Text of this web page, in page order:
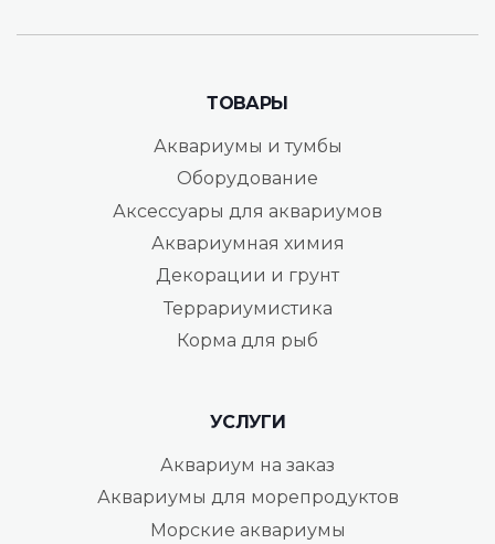
ТОВАРЫ
Аквариумы и тумбы
Оборудование
Аксессуары для аквариумов
Аквариумная химия
Декорации и грунт
Террариумистика
Корма для рыб
УСЛУГИ
Аквариум на заказ
Аквариумы для морепродуктов
Морские аквариумы